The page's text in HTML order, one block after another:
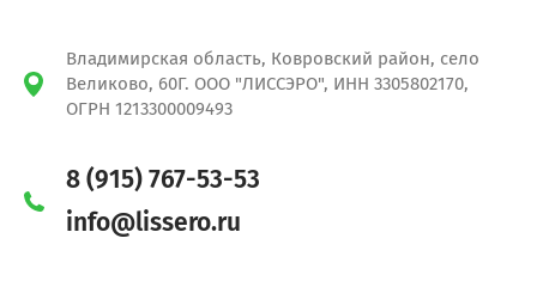
Владимирская область, Ковровский район, село
Великово, 60Г. ООО "ЛИССЭРО", ИНН 3305802170,
ОГРН 1213300009493
8 (915) 767-53-53
info@lissero.ru